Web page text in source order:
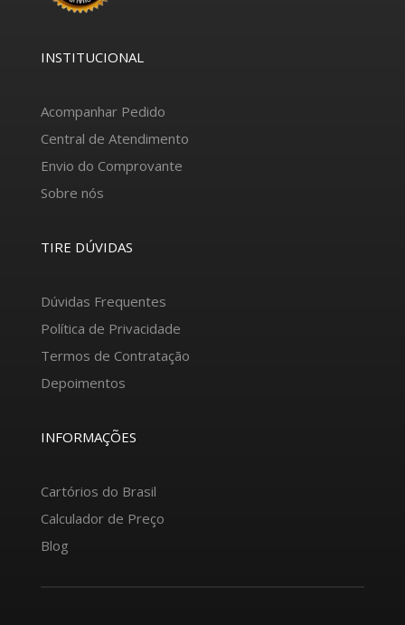
INSTITUCIONAL
Acompanhar Pedido
Central de Atendimento
Envio do Comprovante
Sobre nós
TIRE DÚVIDAS
Dúvidas Frequentes
Política de Privacidade
Termos de Contratação
Depoimentos
INFORMAÇÕES
Cartórios do Brasil
Calculador de Preço
Blog